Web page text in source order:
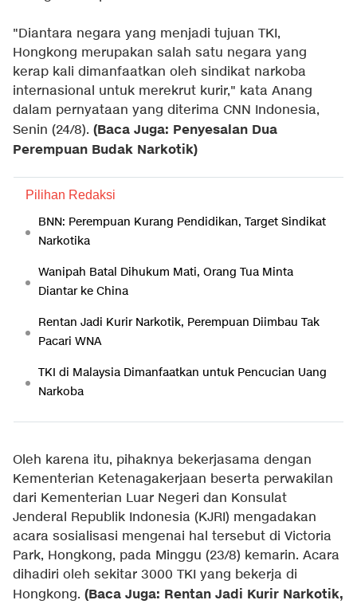
"Diantara negara yang menjadi tujuan TKI,
Hongkong merupakan salah satu negara yang
kerap kali dimanfaatkan oleh sindikat narkoba
internasional untuk merekrut kurir," kata Anang
dalam pernyataan yang diterima CNN Indonesia,
Senin (24/8). (Baca Juga: Penyesalan Dua
Perempuan Budak Narkotik)
Pilihan Redaksi
BNN: Perempuan Kurang Pendidikan, Target Sindikat
Narkotika
Wanipah Batal Dihukum Mati, Orang Tua Minta
Diantar ke China
Rentan Jadi Kurir Narkotik, Perempuan Diimbau Tak
Pacari WNA
TKI di Malaysia Dimanfaatkan untuk Pencucian Uang
Narkoba
Oleh karena itu, pihaknya bekerjasama dengan
Kementerian Ketenagakerjaan beserta perwakilan
dari Kementerian Luar Negeri dan Konsulat
Jenderal Republik Indonesia (KJRI) mengadakan
acara sosialisasi mengenai hal tersebut di Victoria
Park, Hongkong, pada Minggu (23/8) kemarin. Acara
dihadiri oleh sekitar 3000 TKI yang bekerja di
Hongkong. (Baca Juga: Rentan Jadi Kurir Narkotik,